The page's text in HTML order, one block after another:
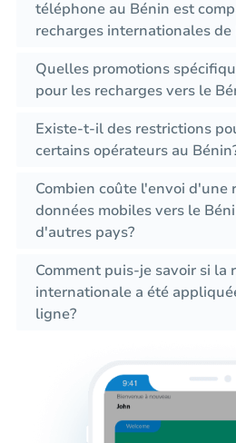
téléphone au Bénin est
recharges internationales de
Quelles promotions
pour les recharges vers le
Existe-t-il des restrictions
certains opérateurs au
Combien coûte l'envoi d'une
données mobiles vers le
d'autres pays?
Comment puis-je savoir si la
internationale a été
ligne?